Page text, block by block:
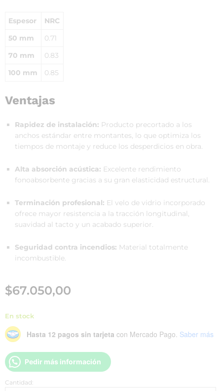
Espesor
NRC
50 mm
0.71
70 mm
0.83
100 mm
0.85
Ventajas
Rapidez de instalación: Producto precortado a los
anchos estándar entre montantes, lo que optimiza los
tiempos de montaje y reduce los desperdicios en obra.
Alta absorción acústica: Excelente rendimiento
fonoabsorbente gracias a su gran elasticidad estructural.
Terminación profesional: El velo de vidrio incorporado
ofrece mayor resistencia a la tracción longitudinal,
suavidad al tacto y un acabado superior.
Seguridad contra incendios: Material totalmente
incombustible.
$67.050,00
En stock
Hasta 12 pagos sin tarjeta con Mercado Pago. Saber más
Pedir más información
Cantidad: